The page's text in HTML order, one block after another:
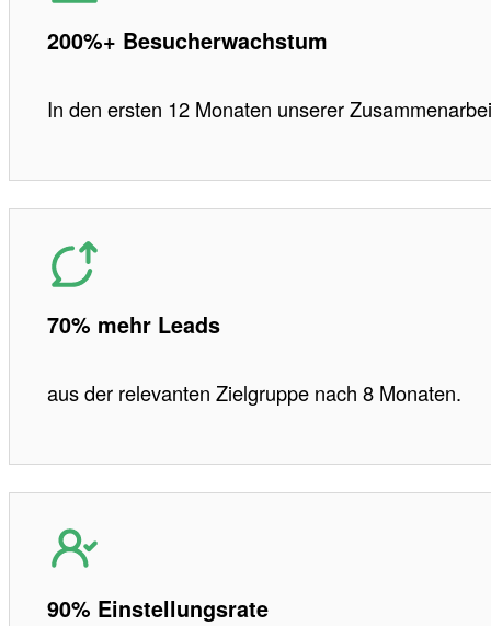
200%+ Besucherwachstum
In den ersten 12 Monaten unserer
70% mehr Leads
aus der relevanten Zielgruppe nach 8 Monaten.
90% Einstellungsrate